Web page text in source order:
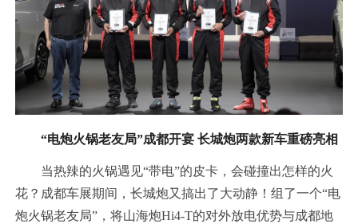
“电炮火锅老友局”成都开宴 长城炮两款新车重磅亮相
当热辣的火锅遇见“带电”的皮卡，会碰撞出怎样的火
花？成都车展期间，长城炮又搞出了大动静！组了一个“电
炮火锅老友局”，将山海炮Hi4-T的对外放电优势与成都地